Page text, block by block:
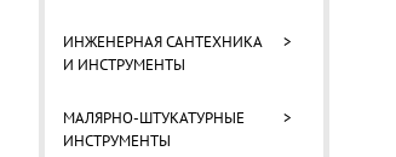
ИНЖЕНЕРНАЯ САНТЕХНИКА
И ИНСТРУМЕНТЫ
>
МАЛЯРНО-ШТУКАТУРНЫЕ
ИНСТРУМЕНТЫ
>